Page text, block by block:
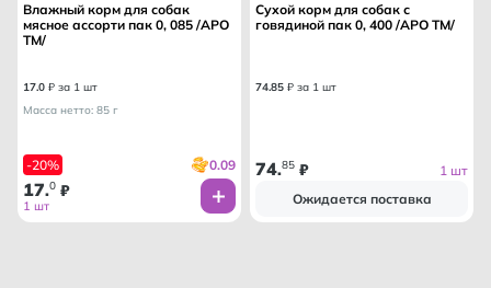
Влажный корм для собак
мясное ассорти пак 0, 085 /АРО
ТМ/
17.0 ₽ за 1 шт
Масса нетто: 85 г
-20% 0.09
17.0 ₽
1 шт
Сухой корм для собак с
говядиной пак 0, 400 /АРО ТМ/
74.85 ₽ за 1 шт
74.85 ₽
1 шт
Ожидается поставка